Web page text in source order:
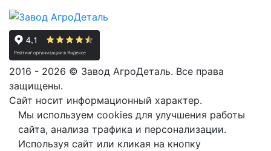
2016 - 2026 © Завод АгроДеталь. Все права
защищены.
Сайт носит информационный характер.
Мы используем cookies для улучшения работы
сайта, анализа трафика и персонализации.
Используя сайт или кликая на кнопку